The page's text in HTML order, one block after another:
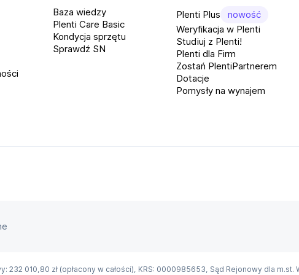
8-rdzeniowy, do 4.32 GHz,
Baza wiedzy
Plenti Care Basic
Kondycja sprzętu
Sprawdź SN
Plenti Plus
nowość
Weryfikacja w Plenti
Studiuj z Plenti!
Plenti dla Firm
Zostań PlentiPartnerem
Dotacje
Pomysły na wynajem
232 010,80 zł (opłacony w całości), KRS: 0000985653, Sąd Rejonowy dla m.st.